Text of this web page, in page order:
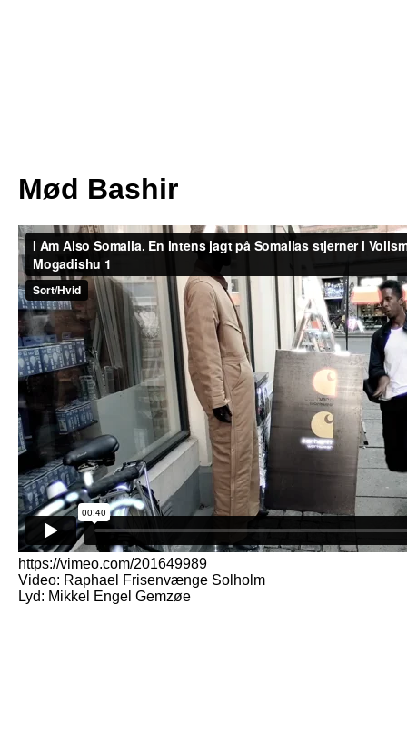
Mød Bashir
https://vimeo.com/201649989
Video: Raphael Frisenvænge Solholm
Lyd: Mikkel Engel Gemzøe